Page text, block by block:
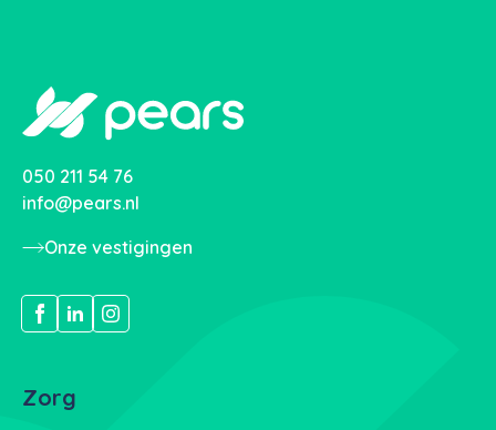
050 211 54 76
info@pears.nl
Onze vestigingen
Zorg